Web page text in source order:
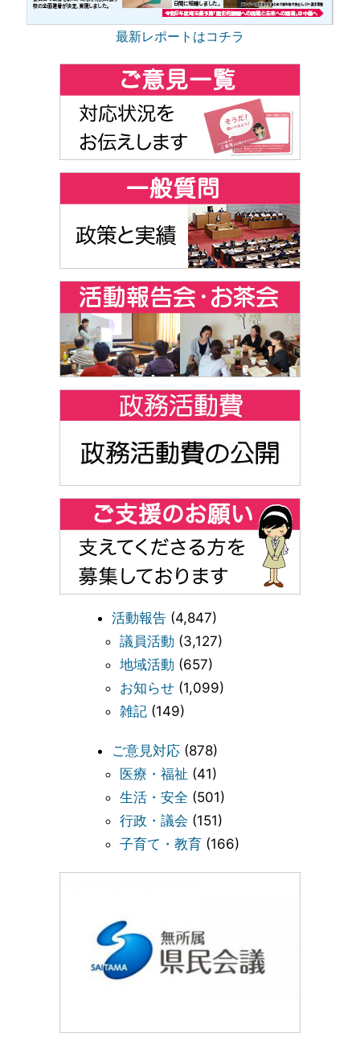
最新レポートはコチラ
活動報告 (4,847)
議員活動 (3,127)
地域活動 (657)
お知らせ (1,099)
雑記 (149)
ご意見対応 (878)
医療・福祉 (41)
生活・安全 (501)
行政・議会 (151)
子育て・教育 (166)